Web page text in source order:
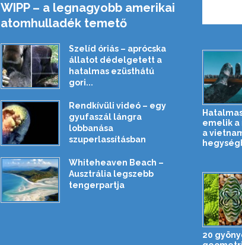
WIPP – a legnagyobb amerikai
atomhulladék temető
Szelíd óriás – aprócska
állatot dédelgetett a
hatalmas ezüsthátú
gori...
Rendkívüli videó – egy
gyufaszál lángra
lobbanása
szuperlassításban
Whiteheaven Beach –
Ausztrália legszebb
tengerpartja
emelik a
a
20